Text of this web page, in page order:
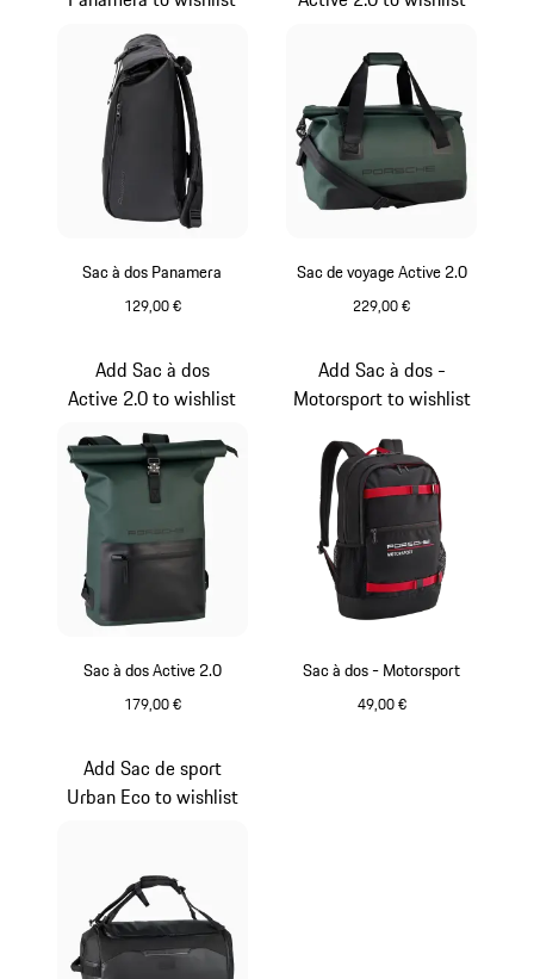
Sac à dos Panamera
129,00 €
Sac de voyage Active 2.0
229,00 €
Sac à dos Active 2.0
179,00 €
Add Sac à dos
Active 2.0 to wishlist
Sac à dos - Motorsport
49,00 €
Add Sac à dos -
Motorsport to wishlist
Add Sac de sport
Urban Eco to wishlist